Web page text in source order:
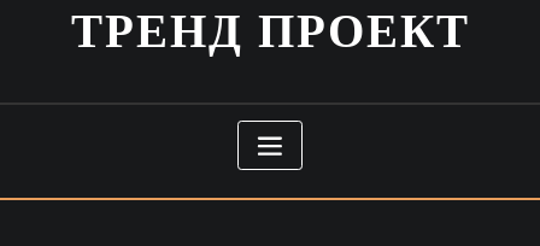
ТРЕНД ПРОЕКТ